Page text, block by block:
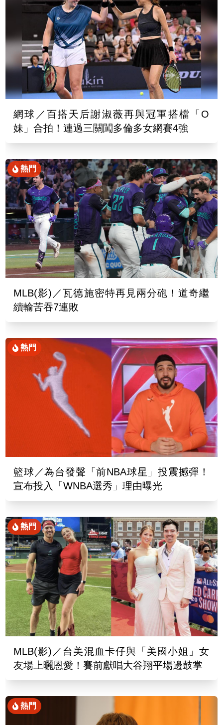
網球／百搭天后謝淑薇再與冠軍搭檔「O
妹」合拍！連過三關闖多倫多女網賽4強
熱門
MLB(影)／瓦德施密特再見兩分砲！道奇繼
續輸苦吞7連敗
熱門
籃球／為台發聲「前NBA球星」投震撼彈！
宣布投入「WNBA選秀」理由曝光
熱門
MLB(影)／台美混血卡仔與「美國小姐」女
友場上曬恩愛！賽前獻唱大谷翔平場邊鼓掌
熱門